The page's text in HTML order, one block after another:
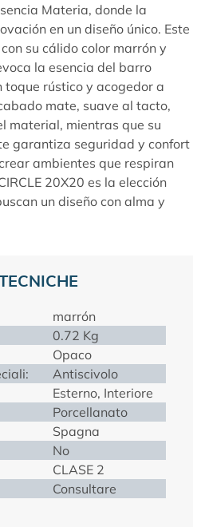
Materia, donde la
en un diseño único. Este
su cálido color marrón y
la esencia del barro
rústico y acogedor a
mate, suave al tacto,
material, mientras que su
garantiza seguridad y confort
ambientes que respiran
20X20 es la elección
un diseño con alma y
marrón
0.72 Kg
Opaco
Antiscivolo
Esterno, Interiore
Porcellanato
Spagna
No
CLASE 2
Consultare